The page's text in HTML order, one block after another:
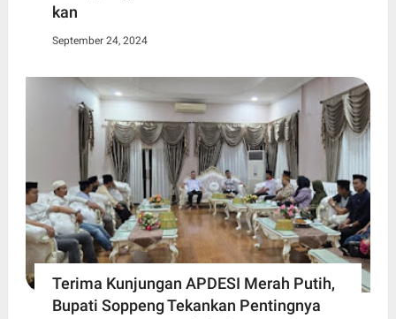
kan
September 24, 2024
Terima Kunjungan APDESI Merah Putih,
Bupati Soppeng Tekankan Pentingnya